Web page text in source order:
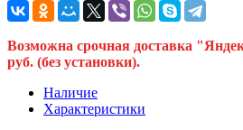
Возможна срочная доставка
руб. (без установки).
Наличие
Характеристики